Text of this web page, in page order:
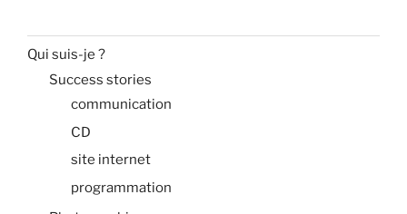
Qui suis-je ?
Success stories
communication
CD
site internet
programmation